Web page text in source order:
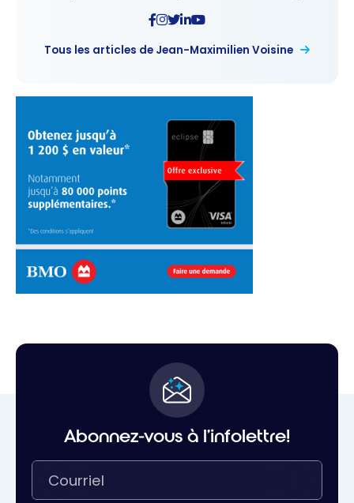
Tous les articles de Jean-Maximilien Voisine
Abonnez-vous à l'infolettre!